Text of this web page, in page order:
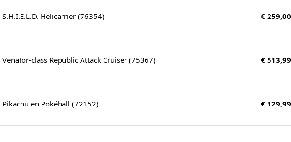
S.H.I.E.L.D. Helicarrier (76354) € 259,00
Venator-class Republic Attack Cruiser (75367) € 513,99
Pikachu en Pokéball (72152) € 129,99